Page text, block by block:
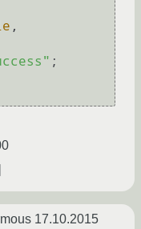
17.10.2015